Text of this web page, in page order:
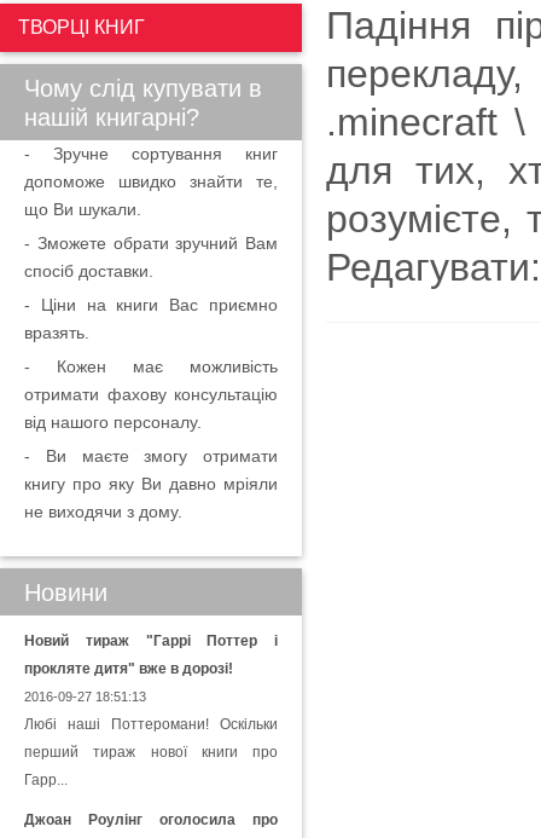
Падіння
.minecraft
для тих,
розумієте,
ТВОРЦІ КНИГ
Чому слід купувати в
нашій книгарні?
- Зручне сортування книг
допоможе швидко знайти те,
що Ви шукали.
- Зможете обрати зручний Вам
спосіб доставки.
- Ціни на книги Вас приємно
вразять.
- Кожен має можливість
отримати фахову консультацію
від нашого персоналу.
- Ви маєте змогу отримати
книгу про яку Ви давно мріяли
не виходячи з дому.
Новини
Новий тираж "Гаррі Поттер і
прокляте дитя" вже в дорозі!
2016-09-27 18:51:13
Любі наші Поттеромани! Оскільки
перший тираж нової книги про
Гарр...
Джоан Роулінг оголосила про